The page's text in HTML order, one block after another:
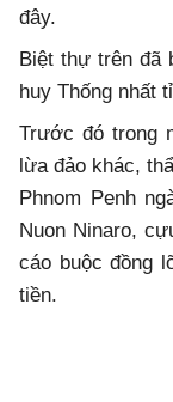
đây.
Biệt thự trên đã
huy Thống nhất
Trước đó trong
lừa đảo khác,
Phnom Penh
Nuon Ninaro,
cáo buộc đồng
tiền.